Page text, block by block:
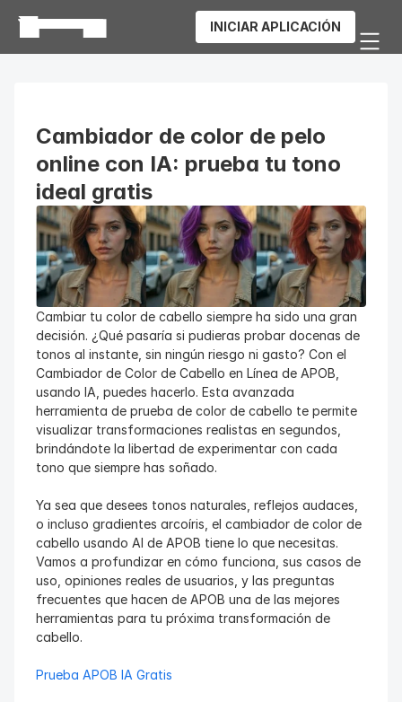
INICIAR APLICACIÓN
Cambiador de color de pelo
online con IA: prueba tu tono
ideal gratis
Cambiar tu color de cabello siempre ha sido una gran
decisión. ¿Qué pasaría si pudieras probar docenas de
tonos al instante, sin ningún riesgo ni gasto? Con el
Cambiador de Color de Cabello en Línea de APOB,
usando IA, puedes hacerlo. Esta avanzada
herramienta de prueba de color de cabello te permite
visualizar transformaciones realistas en segundos,
brindándote la libertad de experimentar con cada
tono que siempre has soñado.
Ya sea que desees tonos naturales, reflejos audaces,
o incluso gradientes arcoíris, el cambiador de color de
cabello usando AI de APOB tiene lo que necesitas.
Vamos a profundizar en cómo funciona, sus casos de
uso, opiniones reales de usuarios, y las preguntas
frecuentes que hacen de APOB una de las mejores
herramientas para tu próxima transformación de
cabello.
Prueba APOB IA Gratis